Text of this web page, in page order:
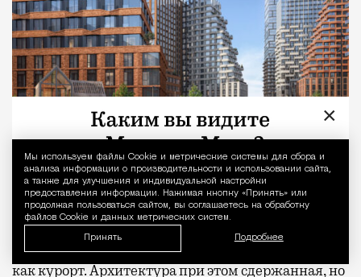
Уведомление
Мы используем файлы Сookie и метрические системы для сбора и
анализа информации о производительности и использовании сайта,
а также для улучшения и индивидуальной настройки
предоставления информации. Нажимая кнопку «Принять» или
продолжая пользоваться сайтом, вы соглашаетесь на обработку
файлов Cookie и данных метрических систем.
Принять Подробнее
Дом, который работает как офис, двор, который
работает как парк, парк, который летом работает
как курорт. Архитектура при этом сдержанная, но
×